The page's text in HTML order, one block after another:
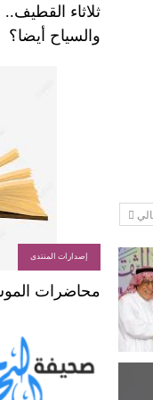
ثلاثاء
والسياح أيضا؟
إصدارات المنتدى
محاضرات